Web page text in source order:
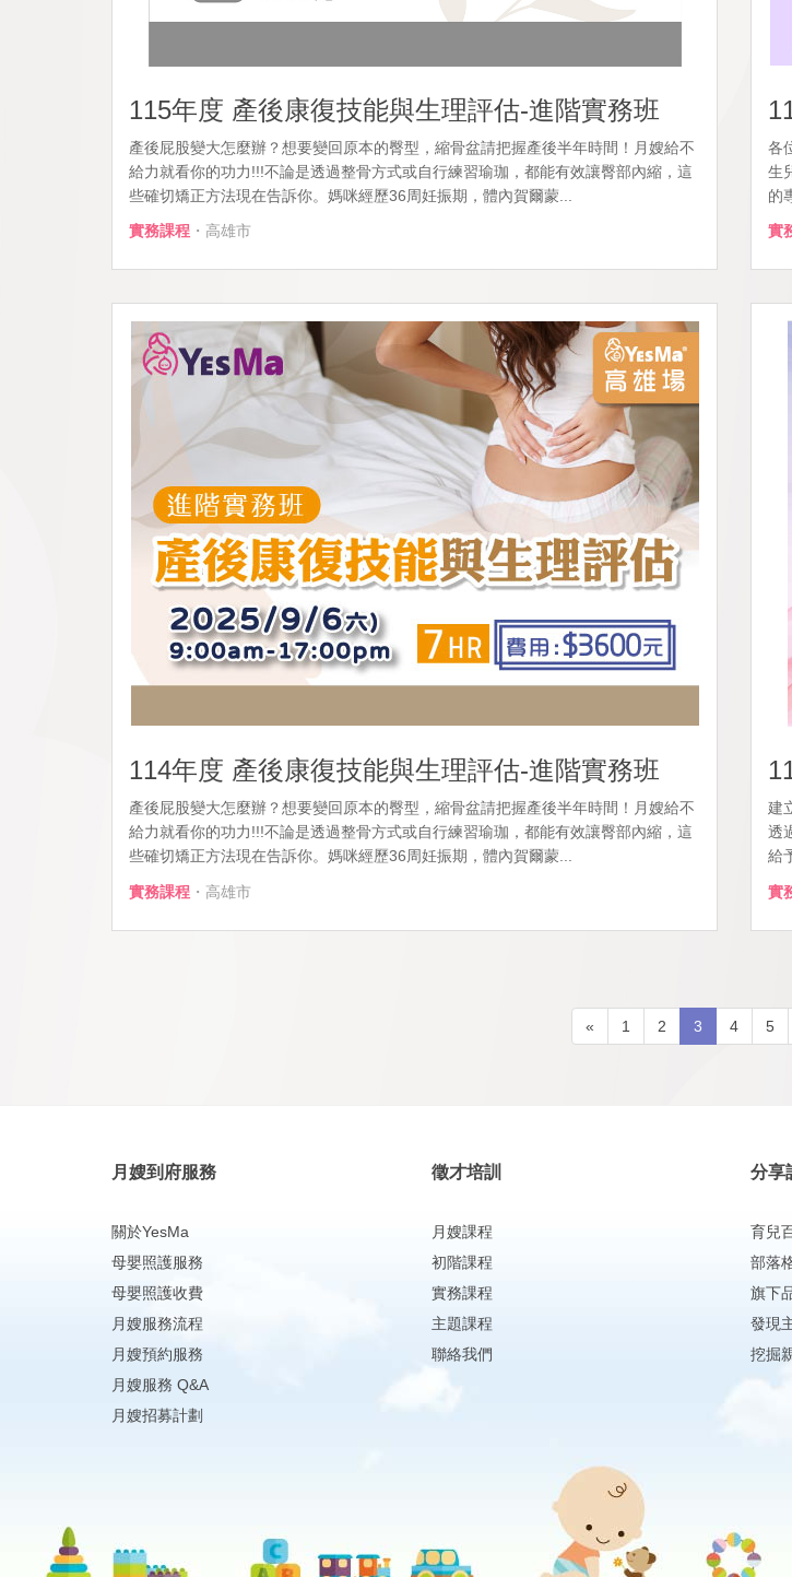
115年度 產後康復技能與生理評估-進階實務班
產後屁股變大怎麼辦？想要變回原本的臀型，縮骨盆請把握產後半年時間！月嫂給不
給力就看你的功力!!!不論是透過整骨方式或自行練習瑜珈，都能有效讓臀部內縮，這
些確切矯正方法現在告訴你。媽咪經歷36周妊振期，體內賀爾蒙...
實務課程 ・高雄市
各
生
的
實
114年度 產後康復技能與生理評估-進階實務班
產後屁股變大怎麼辦？想要變回原本的臀型，縮骨盆請把握產後半年時間！月嫂給不
給力就看你的功力!!!不論是透過整骨方式或自行練習瑜珈，都能有效讓臀部內縮，這
些確切矯正方法現在告訴你。媽咪經歷36周妊振期，體內賀爾蒙...
實務課程 ・高雄市
建
透
給
實
« 1 2 3 4 5
月嫂到府服務
關於YesMa
母嬰照護服務
母嬰照護收費
月嫂服務流程
月嫂預約服務
月嫂服務 Q&A
月嫂招募計劃
徵才培訓
月嫂課程
初階課程
實務課程
主題課程
聯絡我們
分享
育兒
部落
旗下
發現
挖掘